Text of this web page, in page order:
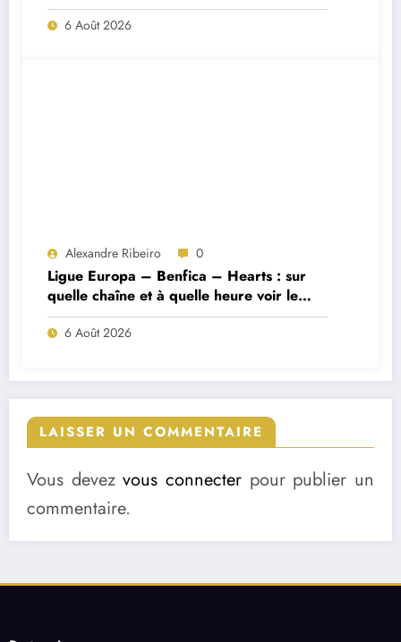
Porto ?
6 Août 2026
Alexandre Ribeiro 0
Ligue Europa – Benfica – Hearts : sur
quelle chaîne et à quelle heure voir le
match ?
6 Août 2026
LAISSER UN COMMENTAIRE
Vous devezvous connecter pour publier un
commentaire.